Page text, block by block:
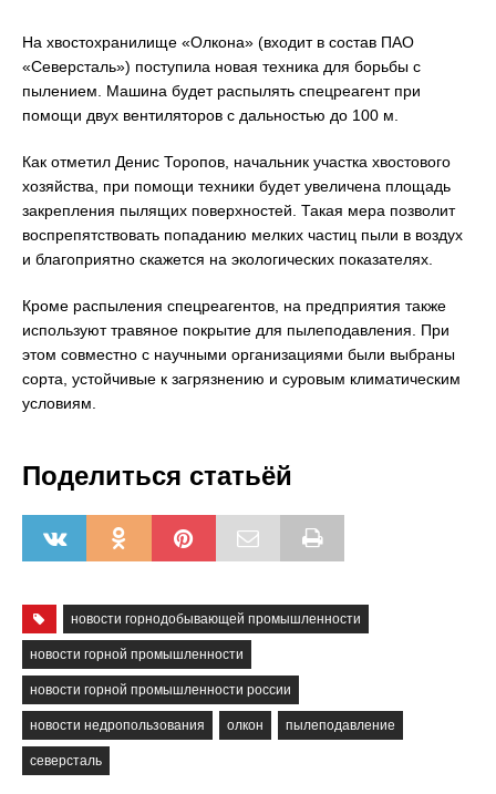
На хвостохранилище «Олкона» (входит в состав ПАО
«Северсталь») поступила новая техника для борьбы с
пылением. Машина будет распылять спецреагент при
помощи двух вентиляторов с дальностью до 100 м.
Как отметил Денис Торопов, начальник участка хвостового
хозяйства, при помощи техники будет увеличена площадь
закрепления пылящих поверхностей. Такая мера позволит
воспрепятствовать попаданию мелких частиц пыли в воздух
и благоприятно скажется на экологических показателях.
Кроме распыления спецреагентов, на предприятия также
используют травяное покрытие для пылеподавления. При
этом совместно с научными организациями были выбраны
сорта, устойчивые к загрязнению и суровым климатическим
условиям.
Поделиться статьёй
новости горнодобывающей промышленности
новости горной промышленности
новости горной промышленности россии
новости недропользования олкон пылеподавление
северсталь